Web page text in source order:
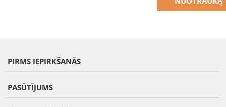
PIRMS IEPIRKŠANĀS
PASŪTĪJUMS